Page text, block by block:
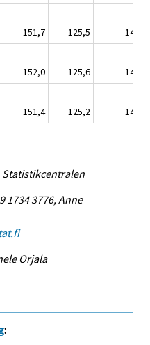
151,7 125,5
146,1
152,0 125,6
145,9
151,4 125,2 145,7
Statistikcentralen
1734 3776, Anne
Orjala
: